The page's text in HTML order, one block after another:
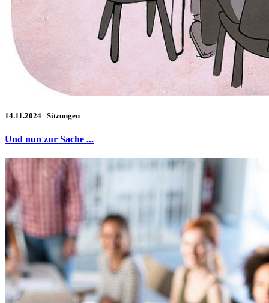
14.11.2024 | Sitzungen
Und nun zur Sache ...